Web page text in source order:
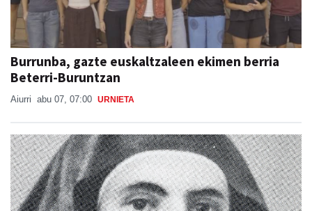
Burrunba, gazte euskaltzaleen ekimen berria
Beterri-Buruntzan
Aiurri abu 07, 07:00 URNIETA